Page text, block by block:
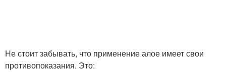
Не стоит забывать, что применение алое имеет свои
противопоказания. Это: